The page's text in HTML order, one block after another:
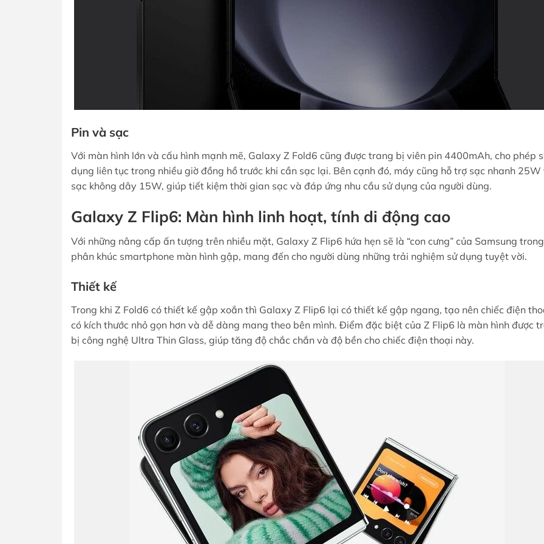
Pin và sạc
Với màn hình lớn và cấu hình mạnh mẽ, Galaxy Z Fold6 cũng được trang bị viên pin 4400mAh, cho phép
dụng liên tục trong nhiều giờ đồng hồ trước khi cần sạc lại. Bên cạnh đó, máy cũng hỗ trợ sạc nhanh 25W
sạc không dây 15W, giúp tiết kiệm thời gian sạc và đáp ứng nhu cầu sử dụng của người dùng.
Galaxy Z Flip6: Màn hình linh hoạt, tính di động cao
Với những nâng cấp ấn tượng trên nhiều mặt, Galaxy Z Flip6 hứa hẹn sẽ là “con cưng” của Samsung trong
phân khúc smartphone màn hình gập, mang đến cho người dùng những trải nghiệm sử dụng tuyệt vời.
Thiết kế
Trong khi Z Fold6 có thiết kế gập xoắn thì Galaxy Z Flip6 lại có thiết kế gập ngang, tạo nên chiếc điện
có kích thước nhỏ gọn hơn và dễ dàng mang theo bên mình. Điểm đặc biệt của Z Flip6 là màn hình được
bị công nghệ Ultra Thin Glass, giúp tăng độ chắc chắn và độ bền cho chiếc điện thoại này.